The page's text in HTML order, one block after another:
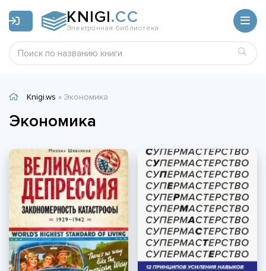
KNIGI.CC
Электронная библиотека
Knigi.ws » Экономика
Экономика